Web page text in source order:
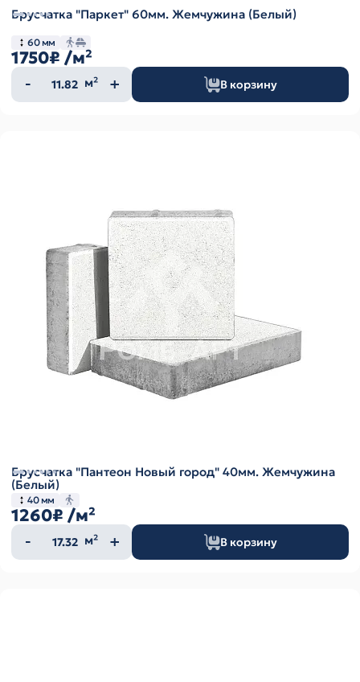
Брусчатка "Паркет" 60мм. Жемчужина (Белый)
60 мм
1750₽ /м²
Количество
товара
м² В корзину
Брусчатка "Пантеон Новый город" 40мм. Жемчужина
(Белый)
40 мм
1260₽ /м²
Количество
товара
м² В корзину